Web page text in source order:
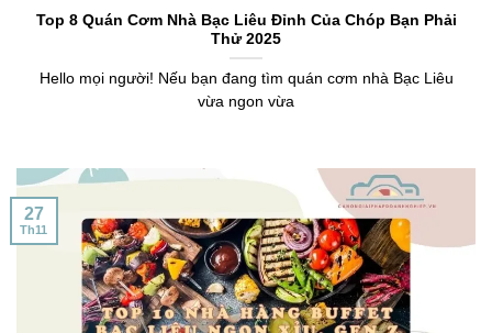
Top 8 Quán Cơm Nhà Bạc Liêu Đỉnh Của Chóp Bạn Phải
Thử 2025
Hello mọi người! Nếu bạn đang tìm quán cơm nhà Bạc Liêu
vừa ngon vừa
27
Th11